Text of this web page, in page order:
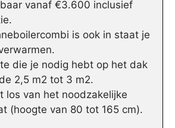
vanaf €3.600 inclusief
is ook in staat je
die je nodig hebt op het dak
2,5 m2 tot 3 m2.
los van het noodzakelijke
(hoogte van 80 tot 165 cm).